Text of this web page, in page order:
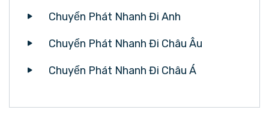
Chuyển Phát Nhanh Đi Anh
Chuyển Phát Nhanh Đi Châu Âu
Chuyển Phát Nhanh Đi Châu Á